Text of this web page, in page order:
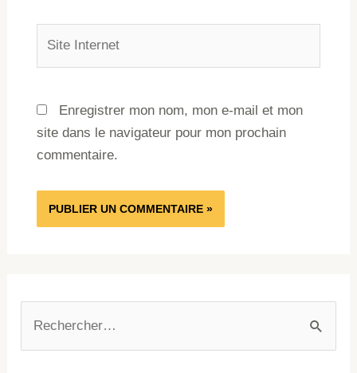
Enregistrer mon nom, mon e-mail et mon
site dans le navigateur pour mon prochain
commentaire.